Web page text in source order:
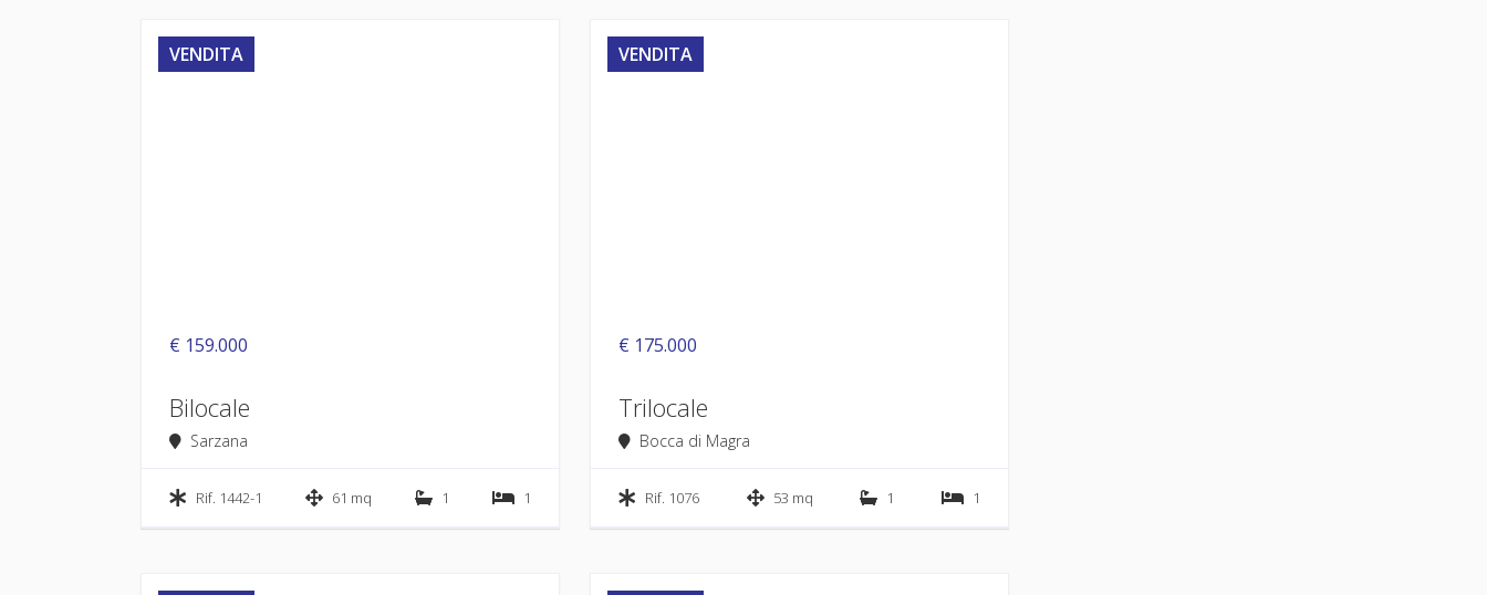
VENDITA
€ 159.000
Bilocale
Sarzana
Rif. 1442-1 61 mq 1 1
VENDITA
€ 175.000
Trilocale
Bocca di Magra
Rif. 1076 53 mq 1 1